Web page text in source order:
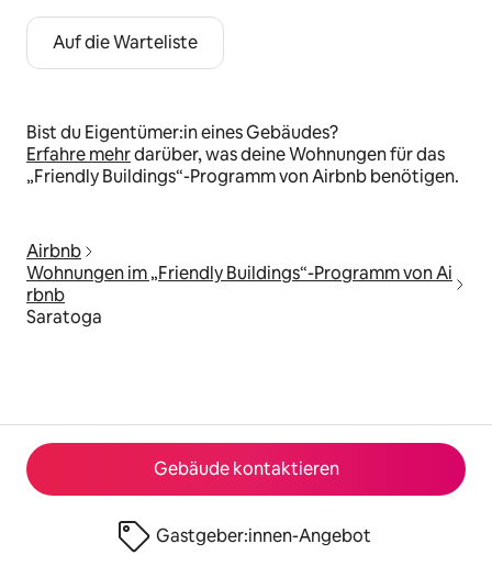
Gebäude kontaktieren
Gastgeber:innen-Angebot
Auf die Warteliste
Bist du Eigentümer:in eines Gebäudes?
Erfahre mehrdarüber, was deine Wohnungen für das
„Friendly Buildings“-Programm von Airbnb benötigen.
Airbnb
Wohnungen im „Friendly Buildings“-Programm von Ai
rbnb
Saratoga